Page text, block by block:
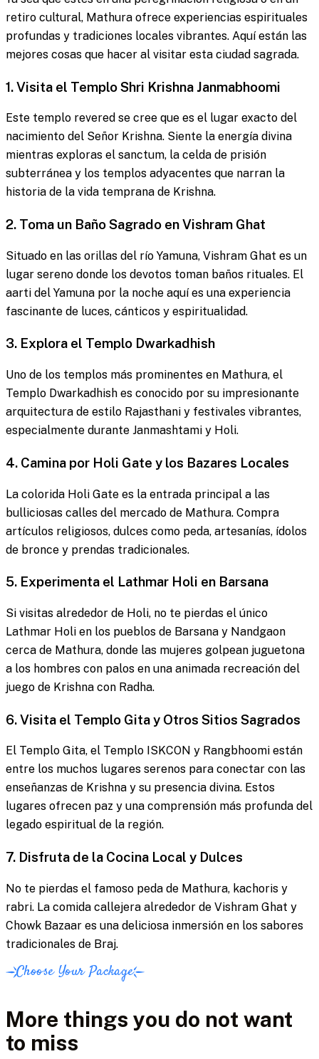
retiro cultural, Mathura ofrece experiencias espirituales
profundas y tradiciones locales vibrantes. Aquí están las
mejores cosas que hacer al visitar esta ciudad sagrada.
1. Visita el Templo Shri Krishna Janmabhoomi
Este templo revered se cree que es el lugar exacto del
nacimiento del Señor Krishna. Siente la energía divina
mientras exploras el sanctum, la celda de prisión
subterránea y los templos adyacentes que narran la
historia de la vida temprana de Krishna.
2. Toma un Baño Sagrado en Vishram Ghat
Situado en las orillas del río Yamuna, Vishram Ghat es un
lugar sereno donde los devotos toman baños rituales. El
aarti del Yamuna por la noche aquí es una experiencia
fascinante de luces, cánticos y espiritualidad.
3. Explora el Templo Dwarkadhish
Uno de los templos más prominentes en Mathura, el
Templo Dwarkadhish es conocido por su impresionante
arquitectura de estilo Rajasthani y festivales vibrantes,
especialmente durante Janmashtami y Holi.
4. Camina por Holi Gate y los Bazares Locales
La colorida Holi Gate es la entrada principal a las
bulliciosas calles del mercado de Mathura. Compra
artículos religiosos, dulces como peda, artesanías, ídolos
de bronce y prendas tradicionales.
5. Experimenta el Lathmar Holi en Barsana
Si visitas alrededor de Holi, no te pierdas el único
Lathmar Holi en los pueblos de Barsana y Nandgaon
cerca de Mathura, donde las mujeres golpean juguetona
a los hombres con palos en una animada recreación del
juego de Krishna con Radha.
6. Visita el Templo Gita y Otros Sitios Sagrados
El Templo Gita, el Templo ISKCON y Rangbhoomi están
entre los muchos lugares serenos para conectar con las
enseñanzas de Krishna y su presencia divina. Estos
lugares ofrecen paz y una comprensión más profunda del
legado espiritual de la región.
7. Disfruta de la Cocina Local y Dulces
No te pierdas el famoso peda de Mathura, kachoris y
rabri. La comida callejera alrededor de Vishram Ghat y
Chowk Bazaar es una deliciosa inmersión en los sabores
tradicionales de Braj.
Choose Your Package
More things you do not want
to miss